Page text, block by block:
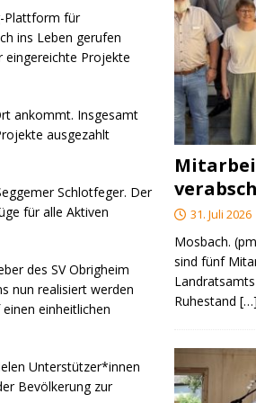
Plattform für
ins Leben gerufen
eingereichte Projekte
ankommt. Insgesamt
ausgezahlt
Schlotfeger. Der
für alle Aktiven
des SV Obrigheim
nun realisiert werden
einheitlichen
Unterstützer*innen
Bevölkerung zur
31. Juli 2026
Mosbach.
sind fünf
Ruhestand[…]